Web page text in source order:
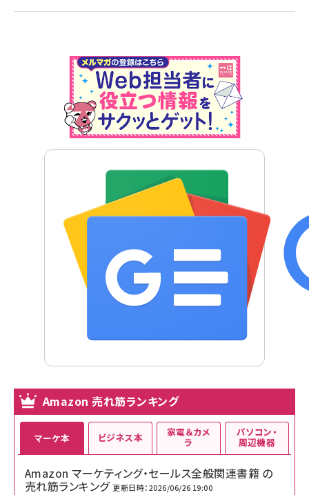
Amazon 売れ筋ランキング
マーケ本
Amazon マーケティング・セールス全般関連書籍 の
売れ筋ランキング 更新日時：2026/06/26 19:00
ビジネス本 家電＆カメ
ラ
パソコン・
周辺機器